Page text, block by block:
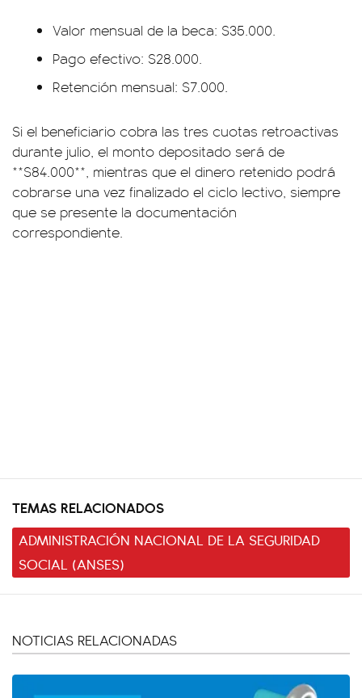
Valor mensual de la beca: $35.000.
Pago efectivo: $28.000.
Retención mensual: $7.000.
Si el beneficiario cobra las tres cuotas retroactivas
durante julio, el monto depositado será de
**$84.000**, mientras que el dinero retenido podrá
cobrarse una vez finalizado el ciclo lectivo, siempre
que se presente la documentación
correspondiente.
TEMAS RELACIONADOS
ADMINISTRACIÓN NACIONAL DE LA SEGURIDAD
SOCIAL (ANSES)
NOTICIAS RELACIONADAS